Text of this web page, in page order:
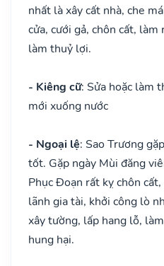
nhất là xây cất nhà, che
cửa, cưới gả, chôn cất,
làm thuỷ lợi.
- Kiêng cữ: Sửa hoặc làm
mới xuống nước
- Ngoại lệ: Sao Trương
tốt. Gặp ngày Mùi đăng
Phục Đoạn rất kỵ chôn
lãnh gia tài, khởi công lò
xây tường, lấp hang lỗ,
hung hại.